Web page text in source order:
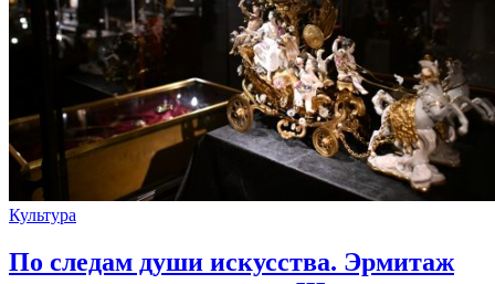
Культура
По следам души искусства. Эрмитаж